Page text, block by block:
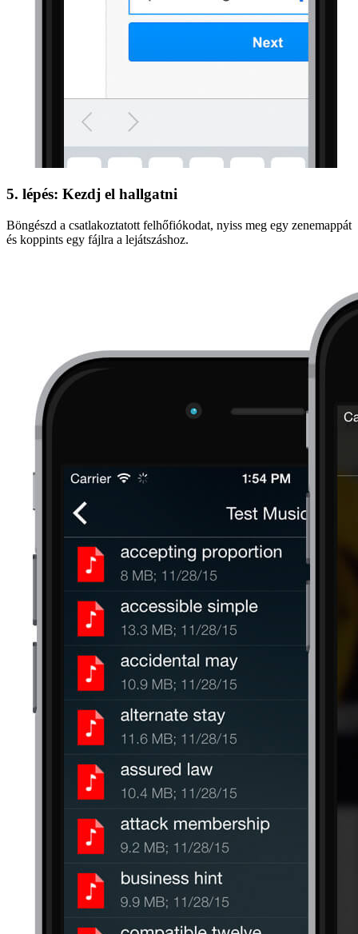
5. lépés: Kezdj el hallgatni
Böngészd a csatlakoztatott felhőfiókodat, nyiss meg egy zenemappát
és koppints egy fájlra a lejátszáshoz.